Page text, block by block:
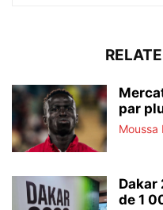
par
Moussa
Dakar
de 1